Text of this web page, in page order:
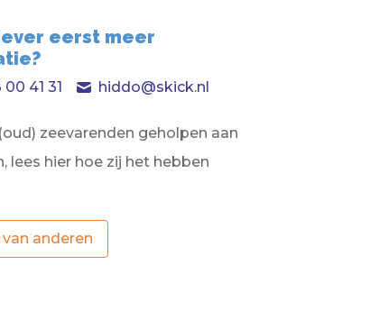
eerst meer
41 31 hiddo@skick.nl
zeevarenden geholpen aan
lees hier hoe zij het hebben
anderen